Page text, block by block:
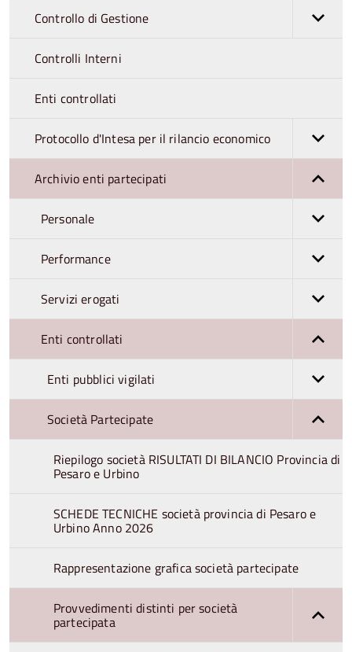
Controllo di Gestione
Controlli Interni
Enti controllati
Protocollo d'Intesa per il rilancio economico
Archivio enti partecipati
Personale
Performance
Servizi erogati
Enti controllati
Enti pubblici vigilati
Società Partecipate
Riepilogo società RISULTATI DI BILANCIO Provincia di
Pesaro e Urbino
SCHEDE TECNICHE società provincia di Pesaro e
Urbino Anno 2026
Rappresentazione grafica società partecipate
Provvedimenti distinti per società
partecipata